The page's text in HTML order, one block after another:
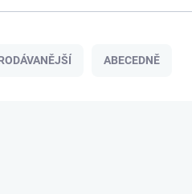
ABECEDNĚ